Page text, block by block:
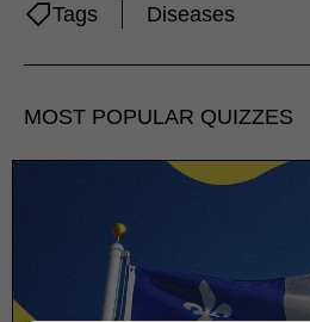
Tags Diseases
MOST POPULAR QUIZZES